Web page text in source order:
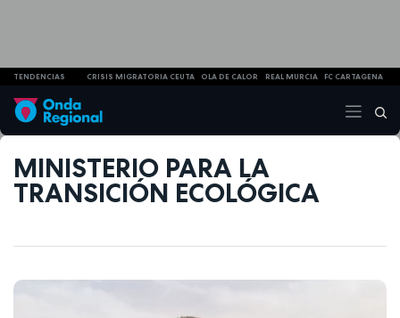
TENDENCIAS CRISIS MIGRATORIA CEUTA OLA DE CALOR REAL MURCIA FC CARTAGENA
MINISTERIO PARA LA
TRANSICIÓN ECOLÓGICA